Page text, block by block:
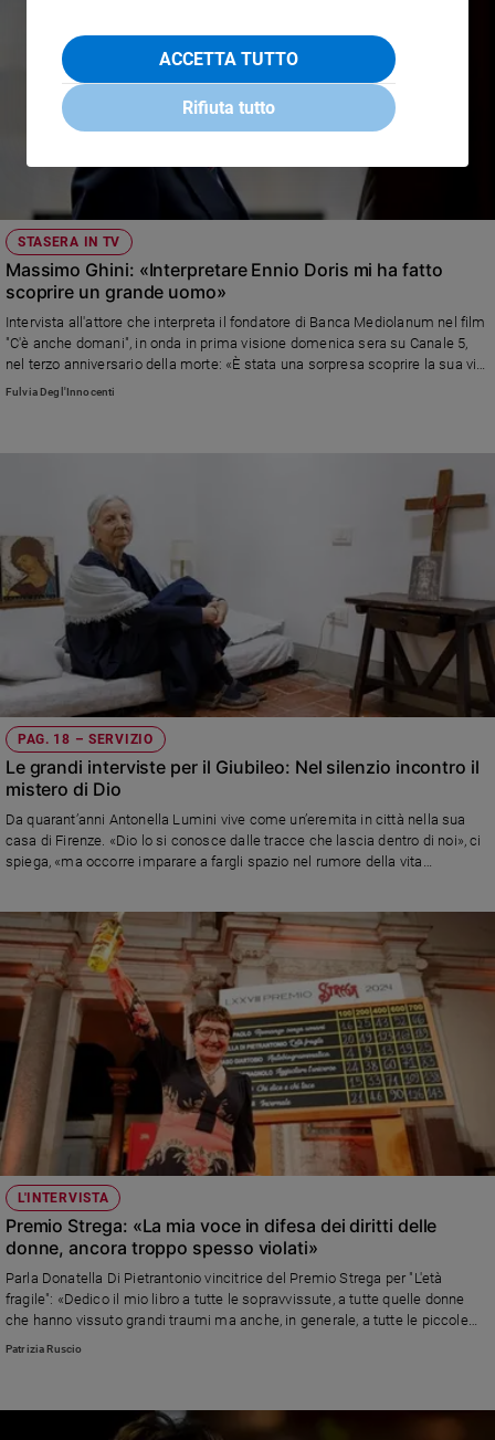
STASERA IN TV
Massimo Ghini: «Interpretare Ennio Doris mi ha fatto
scoprire un grande uomo»
Intervista all'attore che interpreta il fondatore di Banca Mediolanum nel film
"C'è anche domani", in onda in prima visione domenica sera su Canale 5,
nel terzo anniversario della morte: «È stata una sorpresa scoprire la sua vita
e la semplicità della sua famiglia»
Fulvia Degl'Innocenti
PAG. 18 – SERVIZIO
Le grandi interviste per il Giubileo: Nel silenzio incontro il
mistero di Dio
Da quarant’anni Antonella Lumini vive come un’eremita in città nella sua
casa di Firenze. «Dio lo si conosce dalle tracce che lascia dentro di noi», ci
spiega, «ma occorre imparare a fargli spazio nel rumore della vita
L'INTERVISTA
Premio Strega: «La mia voce in difesa dei diritti delle
donne, ancora troppo spesso violati»
Parla Donatella Di Pietrantonio vincitrice del Premio Strega per "L'età
fragile": «Dedico il mio libro a tutte le sopravvissute, a tutte quelle donne
che hanno vissuto grandi traumi ma anche, in generale, a tutte le piccole
cose a cui le donne, quotidianamente, devono ancora sopravvivere»
Patrizia Ruscio
ACCETTA TUTTO
Rifiuta tutto